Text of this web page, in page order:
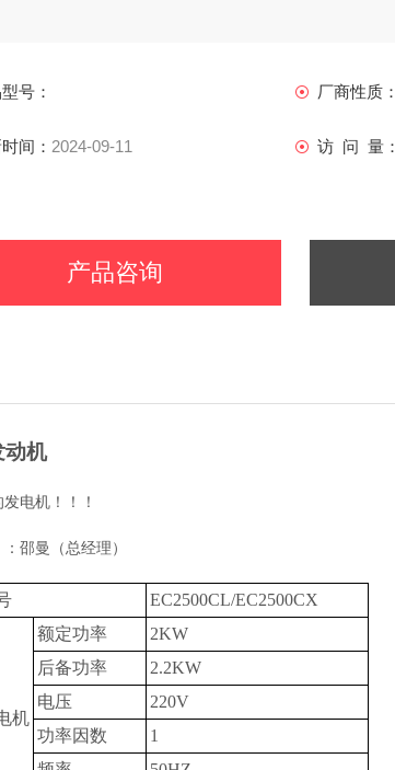
号： 厂商性质：
间： 2024-09-11 访 问 量：
产品咨询
动机
电机！！！
邵曼（总经理）
EC2500CL/EC2500CX
机
额定功率
2KW
后备功率
2.2KW
电压
220V
功率因数
1